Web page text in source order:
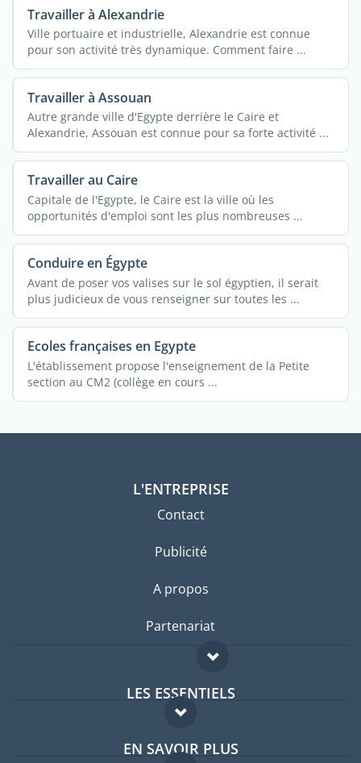
Travailler à Alexandrie
Ville portuaire et industrielle, Alexandrie est connue
pour son activité très dynamique. Comment faire ...
Travailler à Assouan
Autre grande ville d'Egypte derrière le Caire et
Alexandrie, Assouan est connue pour sa forte activité ...
Travailler au Caire
Capitale de l'Egypte, le Caire est la ville où les
opportunités d'emploi sont les plus nombreuses ...
Conduire en Égypte
Avant de poser vos valises sur le sol égyptien, il serait
plus judicieux de vous renseigner sur toutes les ...
Ecoles françaises en Egypte
L'établissement propose l'enseignement de la Petite
section au CM2 (collège en cours ...
L'ENTREPRISE
Contact
Publicité
A propos
Partenariat
LES ESSENTIELS
Forum expatriés
Guides pays
EN SAVOIR PLUS